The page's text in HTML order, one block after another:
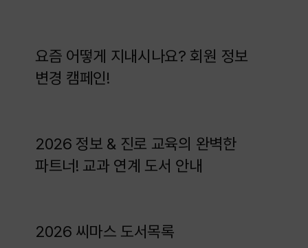
요즘 어떻게 지내시나요? 회원 정보
변경 캠페인!
2026 정보 & 진로 교육의 완벽한
파트너! 교과 연계 도서 안내
2026 씨마스 도서목록